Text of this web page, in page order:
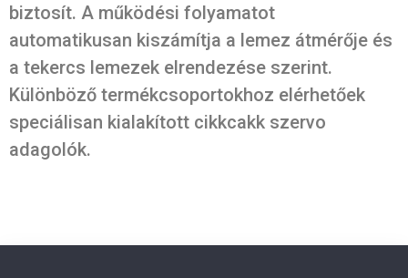
biztosít. A működési folyamatot
automatikusan kiszámítja a lemez átmérője és
a tekercs lemezek elrendezése szerint.
Különböző termékcsoportokhoz elérhetőek
speciálisan kialakított cikkcakk szervo
adagolók.